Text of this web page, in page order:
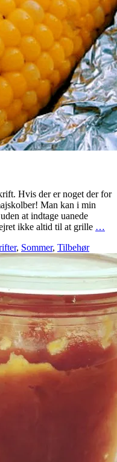
Hvis der er noget der for
Man kan i min
at indtage uanede
ikke altid til at grille …
, Sommer, Tilbehør